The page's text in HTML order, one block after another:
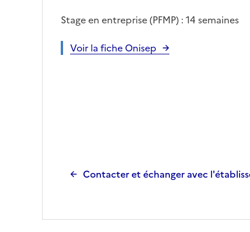
Stage en entreprise (PFMP) : 14 semaines
Voir la fiche Onisep
Contacter et échanger avec